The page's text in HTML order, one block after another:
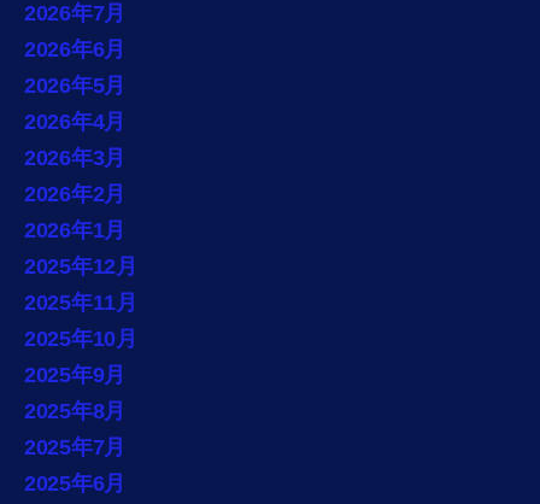
2026年7月
2026年6月
2026年5月
2026年4月
2026年3月
2026年2月
2026年1月
2025年12月
2025年11月
2025年10月
2025年9月
2025年8月
2025年7月
2025年6月